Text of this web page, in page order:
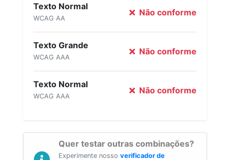
Texto Normal
WCAG AA
Não conforme
Texto Grande
WCAG AAA
Não conforme
Texto Normal
WCAG AAA
Não conforme
Quer testar outras combinações?
Experimente nosso verificador de